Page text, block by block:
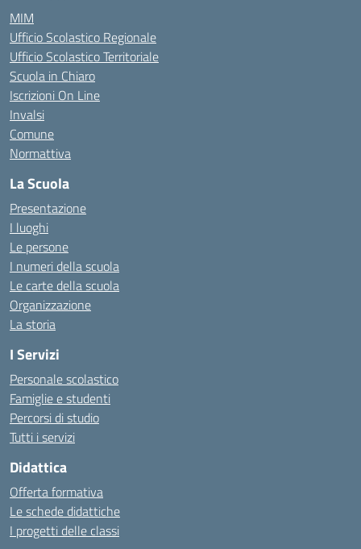
MIM
Ufficio Scolastico Regionale
Ufficio Scolastico Territoriale
Scuola in Chiaro
Iscrizioni On Line
Invalsi
Comune
Normattiva
La Scuola
Presentazione
I luoghi
Le persone
I numeri della scuola
Le carte della scuola
Organizzazione
La storia
I Servizi
Personale scolastico
Famiglie e studenti
Percorsi di studio
Tutti i servizi
Didattica
Offerta formativa
Le schede didattiche
I progetti delle classi